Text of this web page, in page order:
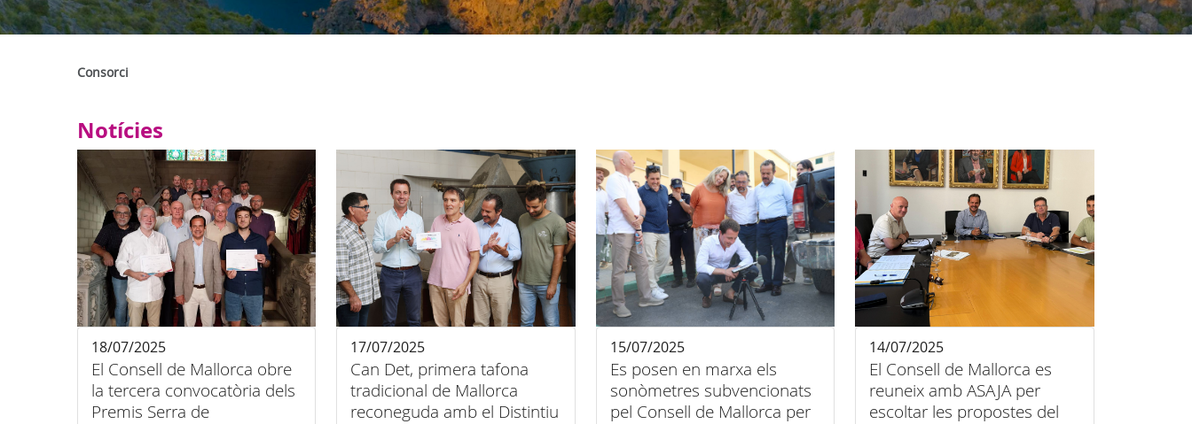
Consorci
Notícies
El Consell de Mallorca obre
la tercera convocatòria dels
Premis Serra de
18/07/2025
Can Det, primera tafona
tradicional de Mallorca
reconeguda amb el Distintiu
17/07/2025
Es posen en marxa els
sonòmetres subvencionats
pel Consell de Mallorca per
15/07/2025
El Consell de Mallorca es
reuneix amb ASAJA per
escoltar les propostes del
14/07/2025